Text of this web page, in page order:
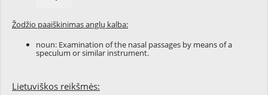
Žodžio paaiškinimas anglų kalba:
noun: Examination of the nasal passages by means of a
speculum or similar instrument.
Lietuviškos reikšmės: